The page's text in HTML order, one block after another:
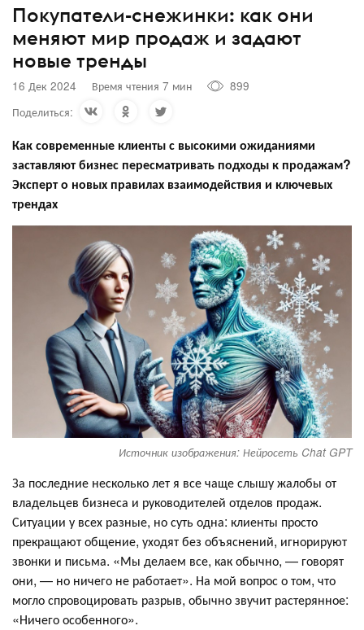
Покупатели-снежинки: как они
меняют мир продаж и задают
новые тренды
16 Дек 2024 Время чтения 7 мин
899
Поделиться:
Как современные клиенты с высокими ожиданиями
заставляют бизнес пересматривать подходы к продажам?
Эксперт о новых правилах взаимодействия и ключевых
трендах
Источник изображения: Нейросеть Chat GPT
За последние несколько лет я все чаще слышу жалобы от
владельцев бизнеса и руководителей отделов продаж.
Ситуации у всех разные, но суть одна: клиенты просто
прекращают общение, уходят без объяснений, игнорируют
звонки и письма. «Мы делаем все, как обычно, — говорят
они, — но ничего не работает». На мой вопрос о том, что
могло спровоцировать разрыв, обычно звучит растерянное:
«Ничего особенного».